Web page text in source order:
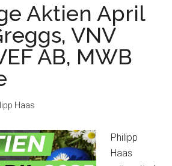
Aktien April
VNV
AB, MWB
Haas
Philipp
Haas